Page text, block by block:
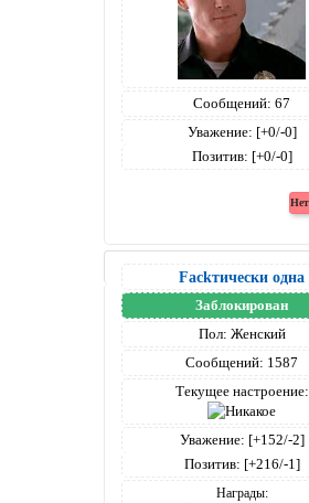
Сообщений: 67
Уважение: [+0/-0]
Позитив: [+0/-0]
Fackтически одна
Заблокирован
Пол: Женский
Сообщений: 1587
Текущее настроение:
Уважение: [+152/-2]
Позитив: [+216/-1]
Награды: